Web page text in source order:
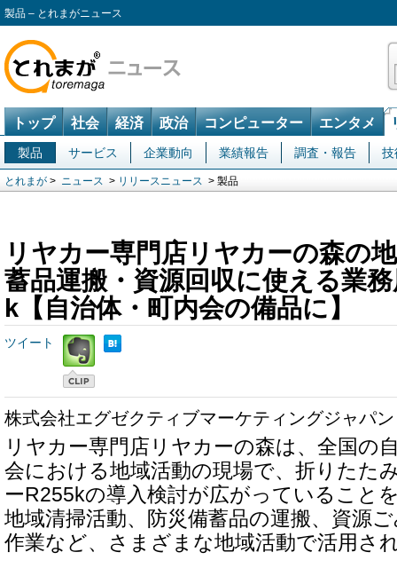
製品 – とれまがニュース
トップ 社会 経済 政治 コンピューター エンタメ
製品 サービス 企業動向 業績報告 調査・報告 技
とれまが > ニュース > リリースニュース > 製品
リヤカー専門店リヤカーの森の
蓄品運搬・資源回収に使える業
k【自治体・町内会の備品に】
ツイート
株式会社エグゼクティブマーケティングジャパン
リヤカー専門店リヤカーの森は、全国の
会における地域活動の現場で、折りたた
ーR255kの導入検討が広がっていること
地域清掃活動、防災備蓄品の運搬、資源
作業など、さまざまな地域活動で活用さ